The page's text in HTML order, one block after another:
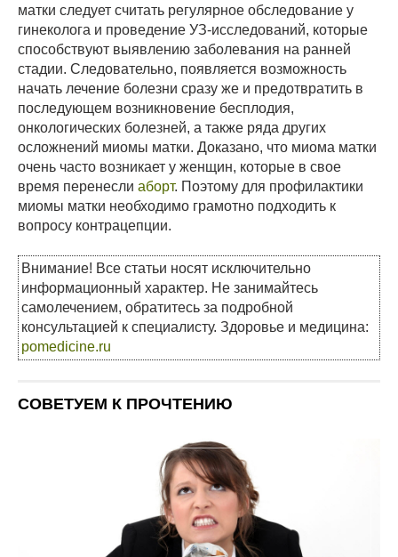
матки следует считать регулярное обследование у
гинеколога и проведение УЗ-исследований, которые
способствуют выявлению заболевания на ранней
стадии. Следовательно, появляется возможность
начать лечение болезни сразу же и предотвратить в
последующем возникновение бесплодия,
онкологических болезней, а также ряда других
осложнений миомы матки. Доказано, что миома матки
очень часто возникает у женщин, которые в свое
время перенесли аборт. Поэтому для профилактики
миомы матки необходимо грамотно подходить к
вопросу контрацепции.
Внимание! Все статьи носят исключительно
информационный характер. Не занимайтесь
самолечением, обратитесь за подробной
консультацией к специалисту. Здоровье и медицина:
pomedicine.ru
СОВЕТУЕМ К ПРОЧТЕНИЮ